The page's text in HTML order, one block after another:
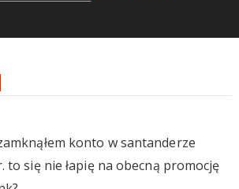
konto w santanderze
to się nie łapię na obecną promocję